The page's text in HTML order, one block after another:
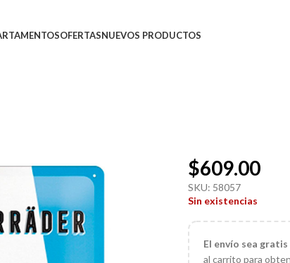
OFERTASNUEVOS PRODUCTOS
$609.00
SKU: 58057
Sin existencias
El envío sea
al carrito para